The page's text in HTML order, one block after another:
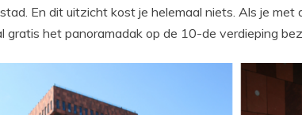
En dit uitzicht kost je helemaal niets. Als je met
gratis het panoramadak op de 10-de verdieping